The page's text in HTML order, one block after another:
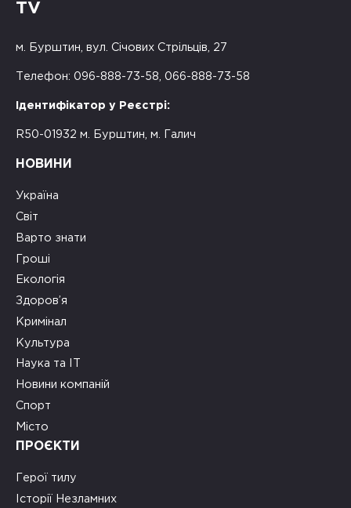
TV
м. Бурштин, вул. Січових Стрільців, 27
Телефон: 096-888-73-58, 066-888-73-58
Ідентифікатор у Реєстрі:
R50-01932 м. Бурштин, м. Галич
НОВИНИ
Україна
Світ
Варто знати
Гроші
Екологія
Здоров’я
Кримінал
Культура
Наука та ІТ
Новини компаній
Спорт
Місто
ПРОЄКТИ
Герої тилу
Історії Незламних